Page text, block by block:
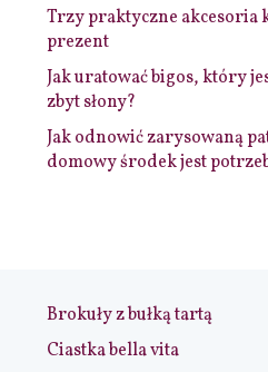
Trzy praktyczne akcesoria
prezent
Jak uratować bigos, który
zbyt słony?
Jak odnowić zarysowaną
domowy środek jest
Brokuły z bułką tartą
Ciastka bella vita